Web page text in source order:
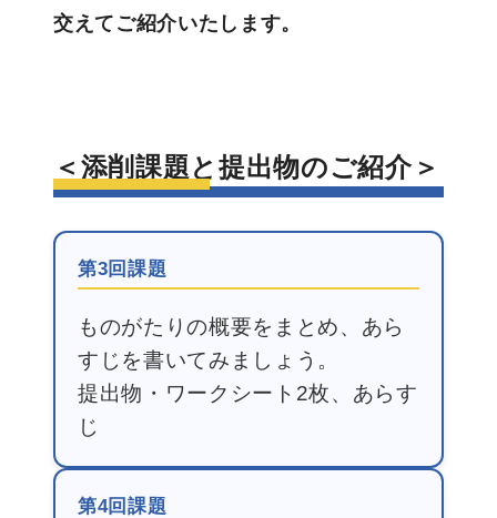
交えてご紹介いたします。
＜添削課題と提出物のご紹介＞
第3回課題
ものがたりの概要をまとめ、あら
すじを書いてみましょう。
提出物・ワークシート2枚、あらす
じ
第4回課題